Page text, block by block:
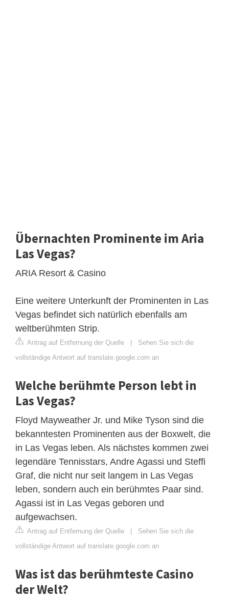
Übernachten Prominente im Aria
Las Vegas?
ARIA Resort & Casino
Eine weitere Unterkunft der Prominenten in Las
Vegas befindet sich natürlich ebenfalls am
weltberühmten Strip.
Antrag auf Entfernung der Quelle | Sehen Sie sich die
vollständige Antwort auf translate.google.com an
Welche berühmte Person lebt in
Las Vegas?
Floyd Mayweather Jr. und Mike Tyson sind die
bekanntesten Prominenten aus der Boxwelt, die
in Las Vegas leben. Als nächstes kommen zwei
legendäre Tennisstars, Andre Agassi und Steffi
Graf, die nicht nur seit langem in Las Vegas
leben, sondern auch ein berühmtes Paar sind.
Agassi ist in Las Vegas geboren und
aufgewachsen.
Antrag auf Entfernung der Quelle | Sehen Sie sich die
vollständige Antwort auf translate.google.com an
Was ist das berühmteste Casino
der Welt?